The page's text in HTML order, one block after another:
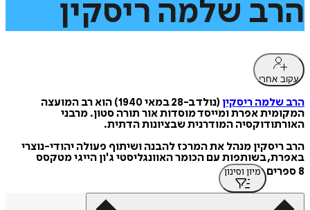
הרב שלמה ריסקין
עקוב אחרי
הרב שלמה ריסקין
(נולד ב-28 במאי 1940) הוא רב המועצה
המקומית אפרת ומייסד מוסדות אור תורה סטון. מרבני
האורתודוקסיה המודרנית שבציונות הדתית.
הרב ריסקין מנהל את המרכז להבנה ושיתוף פעולה יהודי-נוצרי
באפרת, בשותפות עם הכומר האוונגליסטי ג'ון הייגי מטקסס
8 ספרים
מיון וסינון